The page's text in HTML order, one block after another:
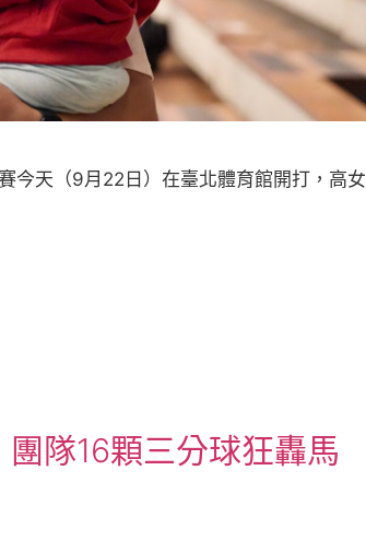
今天（9月22日）在臺北體育館開打，高女
團隊16顆三分球狂轟馬